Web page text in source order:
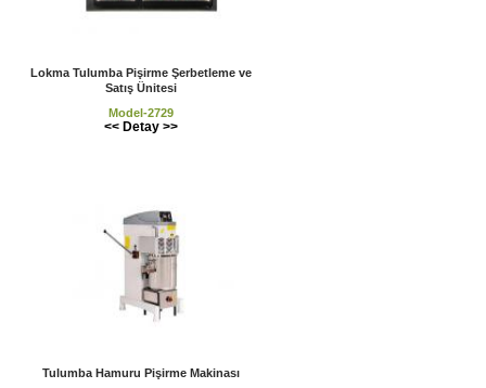
Lokma Tulumba Pişirme Şerbetleme ve
Satış Ünitesi
Model-2729
<< Detay >>
Tulumba Hamuru Pişirme Makinası